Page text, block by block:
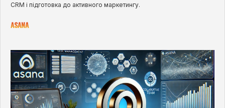
CRM і підготовка до активного маркетингу.
ASANA